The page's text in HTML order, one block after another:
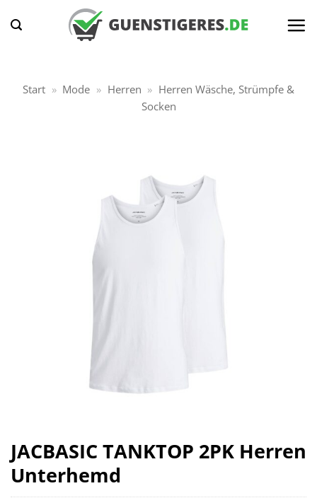
Inhalt
Start » Mode » Herren » Herren Wäsche, Strümpfe &
Socken
JACBASIC TANKTOP 2PK Herren
Unterhemd